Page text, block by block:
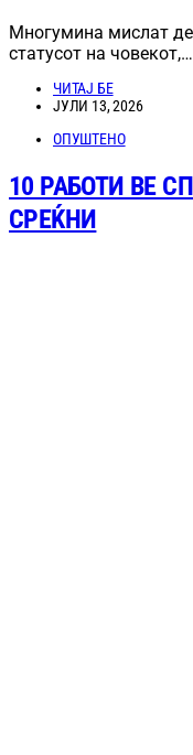
Многумина мислат
статусот на човекот,…
ЧИТАЈ БЕ
ЈУЛИ 13, 2026
ОПУШТЕНО
10 РАБОТИ ВЕ
СРЕЌНИ